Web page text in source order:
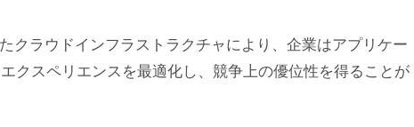
クラウドインフラストラクチャにより、企業はアプリケー
クスペリエンスを最適化し、競争上の優位性を得ることが